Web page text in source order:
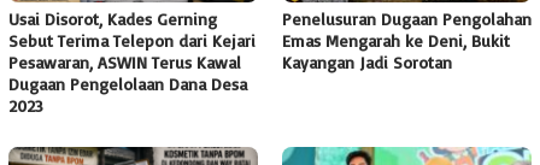
Usai Disorot, Kades Gerning
Sebut Terima Telepon dari Kejari
Pesawaran, ASWIN Terus Kawal
Dugaan Pengelolaan Dana Desa
2023
Penelusuran Dugaan Pengolahan
Emas Mengarah ke Deni, Bukit
Kayangan Jadi Sorotan